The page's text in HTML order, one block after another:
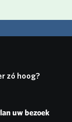
zó hoog?
uw bezoek